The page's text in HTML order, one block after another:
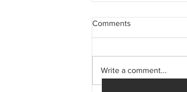
Comments
Write a comment...